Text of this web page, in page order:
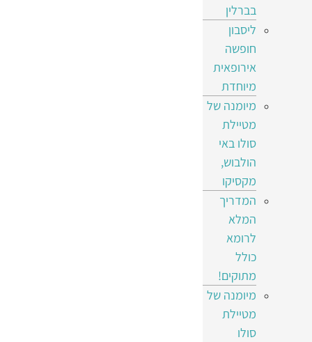
בברלין
ליסבון
חופשה
אירופאית
מיוחדת
מיומנה של
מטיילת
סולו באי
הולבוש,
מקסיקו
המדריך
המלא
לרומא
כולל
מתוקים!
מיומנה של
מטיילת
סולו